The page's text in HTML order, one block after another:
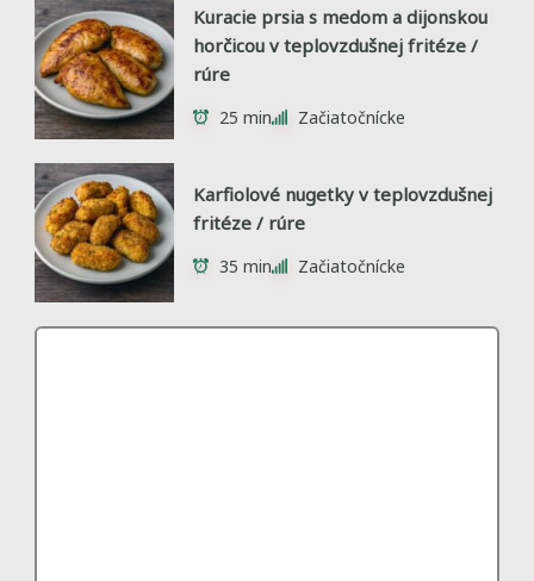
Kuracie prsia s medom a dijonskou
horčicou v teplovzdušnej fritéze /
rúre
25 min Začiatočnícke
Karfiolové nugetky v teplovzdušnej
fritéze / rúre
35 min Začiatočnícke